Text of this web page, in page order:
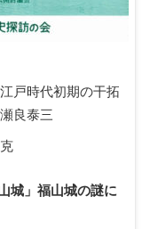
戸時代初期の干拓
良泰三
城」福山城の謎に